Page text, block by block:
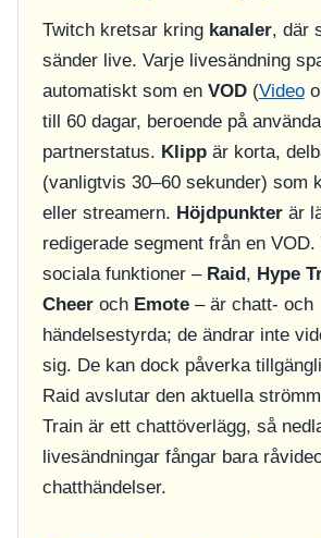
Twitch kretsar kring kanaler, där
sänder live. Varje livesändning
automatiskt som en VOD(Video
till 60 dagar, beroende på
partnerstatus. Klippär korta,
(vanligtvis 30–60 sekunder) som
eller streamern. Höjdpunkterär
redigerade segment från en VOD.
sociala funktioner – Raid, Hype
Cheeroch Emote– är chatt- och
händelsestyrda; de ändrar inte
sig. De kan dock påverka
Raid avslutar den aktuella
Train är ett chattöverlägg, så
livesändningar fångar bara
chatthändelser.